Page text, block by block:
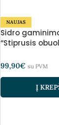
NAUJAS
Sidro
“Stiprusis
99,90€ su PVM
Į